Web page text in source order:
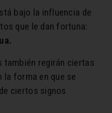
bajo la influencia de
que le dan fortuna:
también regirán ciertas
la forma en que se
ciertos signos